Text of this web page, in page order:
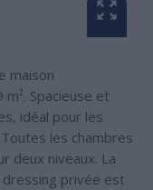
maison
Spacieuse et
idéal pour les
les chambres
deux niveaux. La
privée est